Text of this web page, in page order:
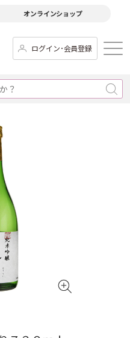
オンラインショップ
ログイン･会員登録